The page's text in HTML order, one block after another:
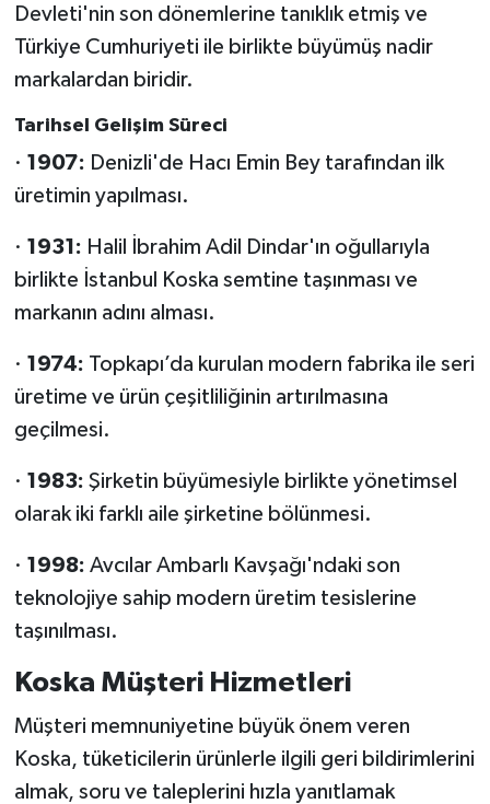
Devleti'nin son dönemlerine tanıklık etmiş ve
Türkiye Cumhuriyeti ile birlikte büyümüş nadir
markalardan biridir.
Tarihsel Gelişim Süreci
· 1907: Denizli'de Hacı Emin Bey tarafından ilk
üretimin yapılması.
· 1931: Halil İbrahim Adil Dindar'ın oğullarıyla
birlikte İstanbul Koska semtine taşınması ve
markanın adını alması.
· 1974: Topkapı’da kurulan modern fabrika ile seri
üretime ve ürün çeşitliliğinin artırılmasına
geçilmesi.
· 1983: Şirketin büyümesiyle birlikte yönetimsel
olarak iki farklı aile şirketine bölünmesi.
· 1998: Avcılar Ambarlı Kavşağı'ndaki son
teknolojiye sahip modern üretim tesislerine
taşınılması.
Koska Müşteri Hizmetleri
Müşteri memnuniyetine büyük önem veren
Koska, tüketicilerin ürünlerle ilgili geri bildirimlerini
almak, soru ve taleplerini hızla yanıtlamak